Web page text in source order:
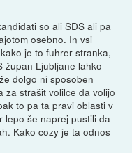
so ali SDS ali pa
osebno. In vsi
je to fuhrer stranka,
župan Ljubljane lahko
dolgo ni sposoben
za strašit volilce da volijo
to pa ta pravi oblasti v
lepo še naprej pustili da
Kako cozy je ta odnos